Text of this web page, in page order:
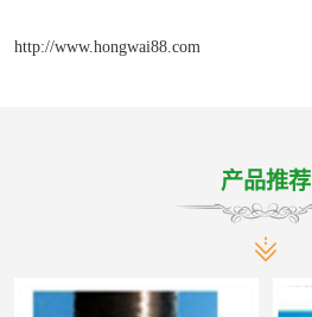
http://www.hongwai88.com
产品推荐